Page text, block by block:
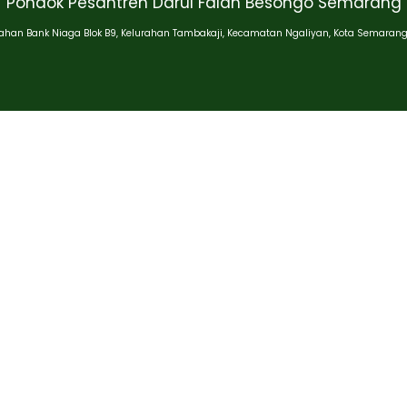
Bank Niaga Blok B9, Kelurahan Tambakaji, Kecamatan Ngaliyan, Kota